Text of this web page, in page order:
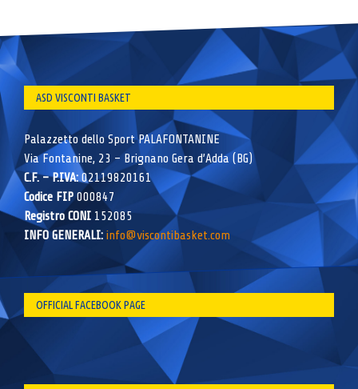
ASD VISCONTI BASKET
Palazzetto dello Sport PALAFONTANINE
Via Fontanine, 23 – Brignano Gera d’Adda (BG)
C.F. – P.IVA:02119820161
Codice FIP000847
Registro CONI 152085
INFO GENERALI: info@viscontibasket.com
OFFICIAL FACEBOOK PAGE